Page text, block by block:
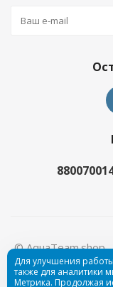
© AquaTeam.shop
охоты и
Для улучшения
также для аналитики
Метрика. Продолжая